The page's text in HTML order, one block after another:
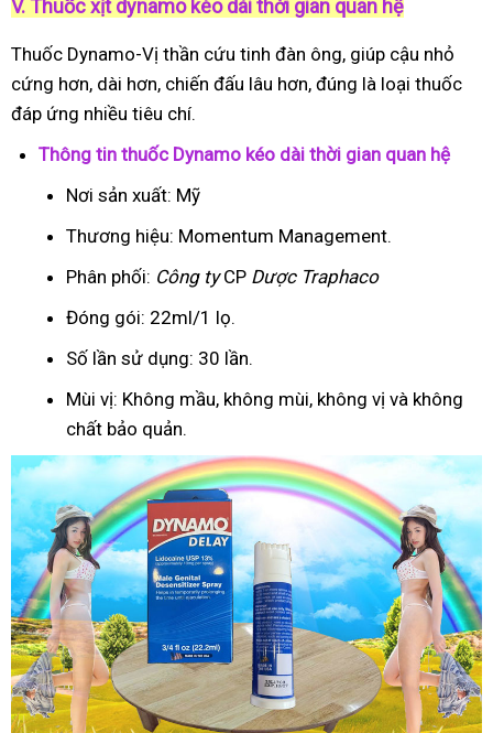
V. Thuốc xịt dynamo kéo dài thời gian quan hệ
Thuốc Dynamo-Vị thần cứu tinh đàn ông, giúp cậu nhỏ
cứng hơn, dài hơn, chiến đấu lâu hơn, đúng là loại thuốc
đáp ứng nhiều tiêu chí.
Thông tin thuốc Dynamo kéo dài thời gian quan hệ
Nơi sản xuất: Mỹ
Thương hiệu: Momentum Management.
Phân phối: Công tyCP Dược Traphaco
Đóng gói: 22ml/1 lọ.
Số lần sử dụng: 30 lần.
Mùi vị: Không mầu, không mùi, không vị và không
chất bảo quản.